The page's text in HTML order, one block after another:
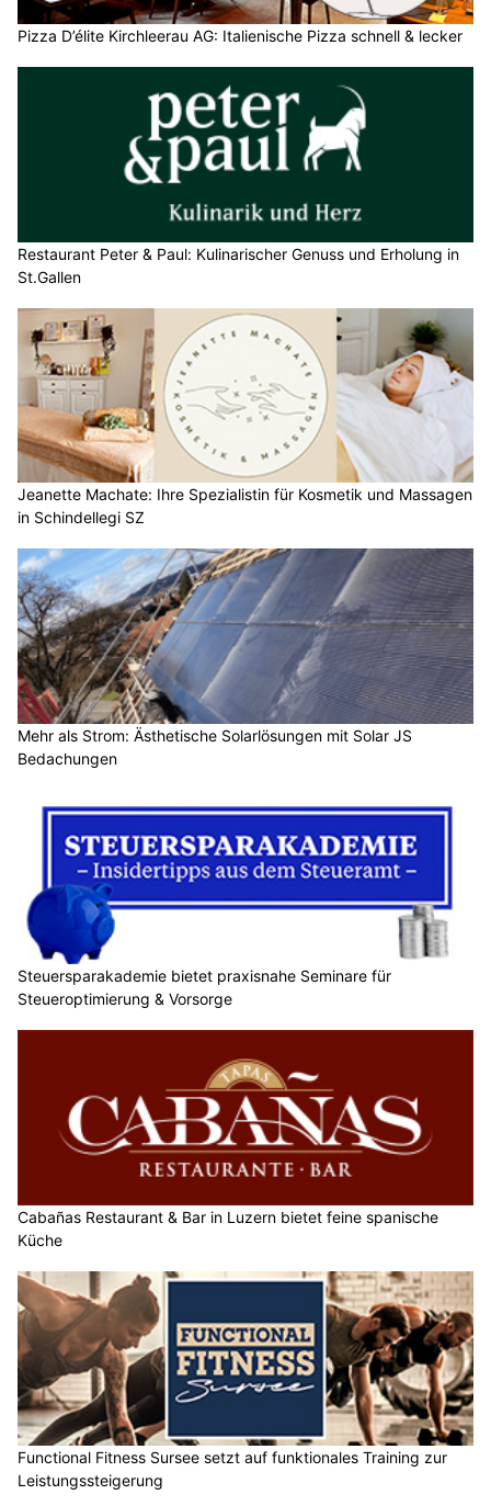
Pizza D’élite Kirchleerau AG: Italienische Pizza schnell & lecker
Restaurant Peter & Paul: Kulinarischer Genuss und Erholung in
St.Gallen
Jeanette Machate: Ihre Spezialistin für Kosmetik und Massagen
in Schindellegi SZ
Mehr als Strom: Ästhetische Solarlösungen mit Solar JS
Bedachungen
Steuersparakademie bietet praxisnahe Seminare für
Steueroptimierung & Vorsorge
Cabañas Restaurant & Bar in Luzern bietet feine spanische
Küche
Functional Fitness Sursee setzt auf funktionales Training zur
Leistungssteigerung